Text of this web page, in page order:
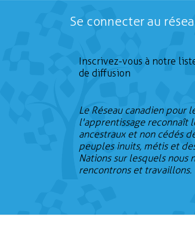
Se connecter au
Inscrivez-vous à notre
de diffusion
Le Réseau canadien pour
l'apprentissage reconnaît
ancestraux et non cédés
peuples inuits, métis et
Nations sur lesquels nous
rencontrons et travaillons.